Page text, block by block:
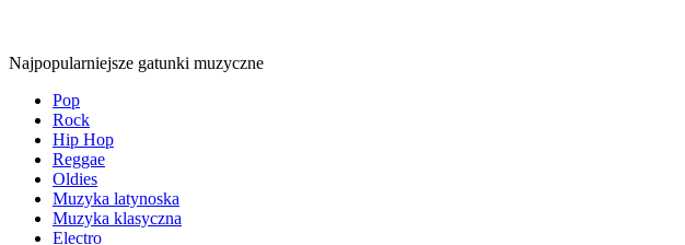
Najpopularniejsze gatunki muzyczne
Pop
Rock
Hip Hop
Reggae
Oldies
Muzyka latynoska
Muzyka klasyczna
Electro